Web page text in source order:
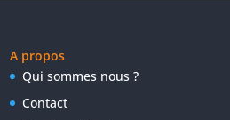
A propos
Qui sommes nous ?
Contact